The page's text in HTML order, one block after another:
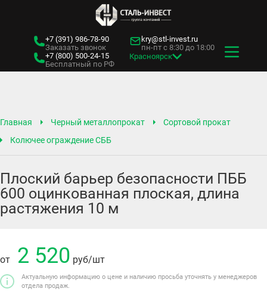
+7 (391) 986-78-90
Заказать звонок
+7 (800) 500-24-15
Бесплатный по РФ
kry@stl-invest.ru
пн-пт с 8:30 до 18:00
Красноярск
Главная Черный металлопрокат
Сортовой прокат
Колючее ограждение СББ
Плоский барьер безопасности ПББ
600 оцинкованная плоская, длина
растяжения 10 м
от 2 520 руб/шт
Актуальную информацию о цене и наличию просьба уточнять у менеджеров
отдела продаж.